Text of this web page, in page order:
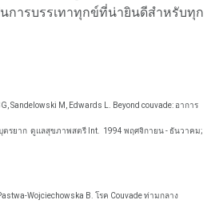
การบรรเทาทุกข์ที่น่ายินดีสำหรับทุก
Sandelowski M, Edwards L. Beyond couvade: อาการ
ตรยาก ดูแลสุขภาพสตรี Int. 1994 พฤศจิกายน - ธันวาคม;
Wojciechowska B. โรค Couvade ท่ามกลาง